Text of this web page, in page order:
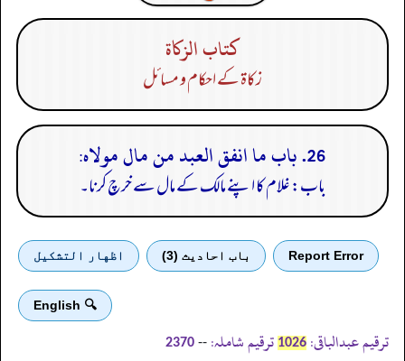
كتاب الزكاة
زکاۃ کے احکام و مسائل
26. باب ما انفق العبد من مال مولاه:
باب: غلام کا اپنے مالک کے مال سے خرچ کرنا۔
Report Error باب احادیث (3) اظهار التشكيل
🔍 English
ترقیم عبدالباقی: 1026 ترقیم شاملہ: --
2370